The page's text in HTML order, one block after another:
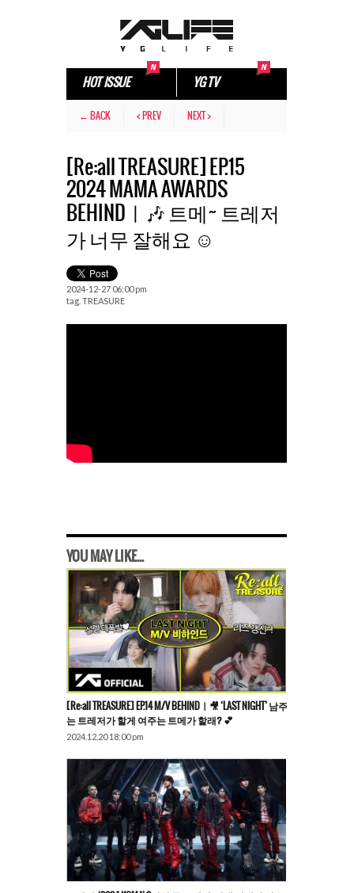
HOT ISSUE YG TV
← BACK < PREV NEXT >
[Re:all TREASURE] EP.15
2024 MAMA AWARDS
BEHINDㅣ🎶 트메~ 트레저
가 너무 잘해요 ☺️
2024-12-27 06:00 pm
tag. TREASURE
YOU MAY LIKE...
[Re:all TREASURE] EP.14 M/V BEHINDㅣ🎥 ‘LAST NIGHT’ 남주
는 트레저가 할게 여주는 트메가 할래? 💕
2024.12.20 18:00 pm